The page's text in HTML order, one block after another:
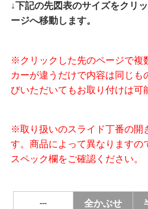
↓下記の先図表のサイズをクリ
ージへ移動します。
※クリックした先のページで複
カーが違うだけで内容は同じも
びいただいてもお取り付けは可
※取り扱いのスライド丁番の開
す。商品によって異なりますの
スペック欄をご確認ください。
--- 全かぶせ